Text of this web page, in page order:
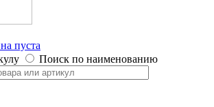
пуста
Поиск по наименованию